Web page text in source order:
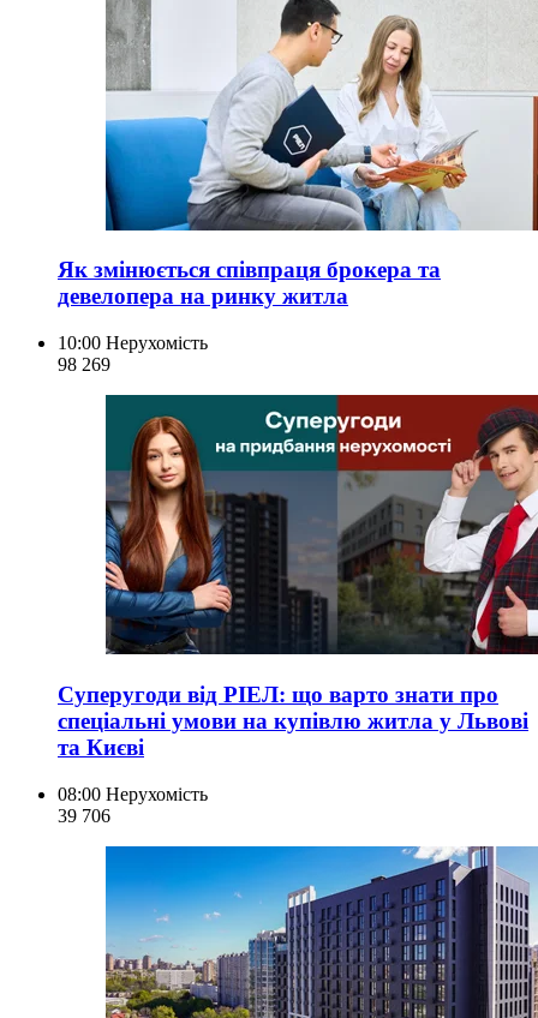
Як змінюється співпраця брокера та
девелопера на ринку житла
10:00 Нерухомість
98 269
Суперугоди від РІЕЛ: що варто знати про
спеціальні умови на купівлю житла у Львові
та Києві
08:00 Нерухомість
39 706